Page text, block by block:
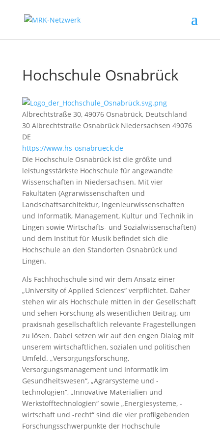
Hochschule Osnabrück
Albrechtstraße 30, 49076 Osnabrück, Deutschland
30 Albrechtstraße Osnabrück Niedersachsen 49076
DE
https://www.hs-osnabrueck.de
Die Hochschule Osnabrück ist die größte und
leistungsstärkste Hochschule für angewandte
Wissenschaften in Niedersachsen. Mit vier
Fakultäten (Agrarwissenschaften und
Landschaftsarchitektur, Ingenieurwissenschaften
und Informatik, Management, Kultur und Technik in
Lingen sowie Wirtschafts- und Sozialwissenschaften)
und dem Institut für Musik befindet sich die
Hochschule an den Standorten Osnabrück und
Lingen.
Als Fachhochschule sind wir dem Ansatz einer
„University of Applied Sciences“ verpflichtet. Daher
stehen wir als Hochschule mitten in der Gesellschaft
und sehen Forschung als wesentlichen Beitrag, um
praxisnah gesellschaftlich relevante Fragestellungen
zu lösen. Dabei setzen wir auf den engen Dialog mit
unserem wirtschaftlichen, sozialen und politischen
Umfeld. „Versorgungsforschung,
Versorgungsmanagement und Informatik im
Gesundheitswesen“, „Agrarsysteme und -
technologien“, „Innovative Materialien und
Werkstofftechnologien“ sowie „Energiesysteme, -
wirtschaft und -recht“ sind die vier profilgebenden
Forschungsschwerpunkte der Hochschule